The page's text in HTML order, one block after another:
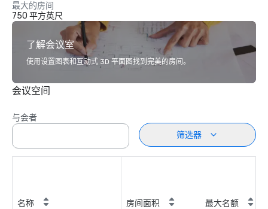
最大的房间
750 平方英尺
了解会议室
使用设置图表和互动式 3D 平面图找到完美的房间。
会议空间
与会者
筛选器
名称 房间面积 最大名额